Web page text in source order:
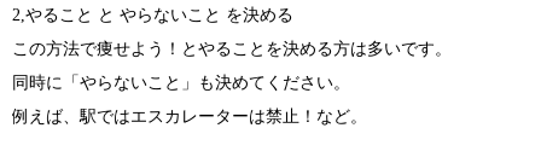
2,やること と やらないこと を決める
この方法で痩せよう！とやることを決める方は多いです。
同時に「やらないこと」も決めてください。
例えば、駅ではエスカレーターは禁止！など。